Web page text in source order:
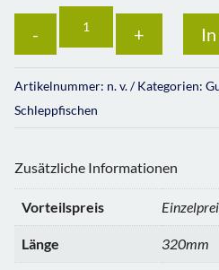
Anzahl
Artikelnummer: n. v. Kategorien:
Schleppfischen
Zusätzliche Informationen
Vorteilspreis
Länge 320mm